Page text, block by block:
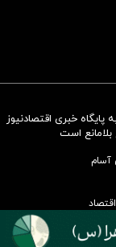
همسنگ با شاخص
خبری اقتصادنیوز
بلامانع است
آسام